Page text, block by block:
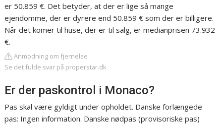
er 50.859 €. Det betyder, at der er lige så mange
ejendomme, der er dyrere end 50.859 € som der er billigere.
Når det komer til huse, der er til salg, er medianprisen 73.932
€.
Anmodning om fjernelse
Se det fulde svar på properstar.dk
Er der paskontrol i Monaco?
Pas skal være gyldigt under opholdet. Danske forlængede
pas: Ingen information. Danske nødpas (provisoriske pas)